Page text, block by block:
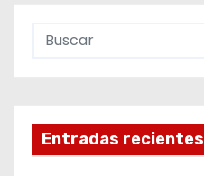
Entradas recientes